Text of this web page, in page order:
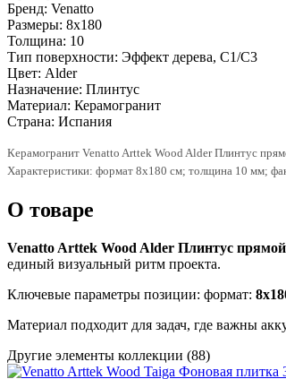
Бренд: Venatto
Размеры: 8x180
Толщина: 10
Тип поверхности: Эффект дерева, C1/C3
Цвет: Alder
Назначение: Плинтус
Материал: Керамогранит
Страна: Испания
Керамогранит Venatto Arttek Wood Alder Плинтус
Характеристики: формат 8x180 см; толщина 10 мм;
О товаре
Venatto Arttek Wood Alder Плинтус прямой
единый визуальный ритм проекта.
Ключевые параметры позиции: формат:
Материал подходит для задач, где важны
Другие элементы коллекции (88)